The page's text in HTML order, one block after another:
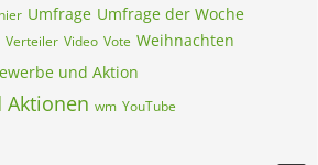
Umfrage Umfrage der Woche
Verteiler Video Vote Weihnachten
und Aktion
Aktionen wm YouTube